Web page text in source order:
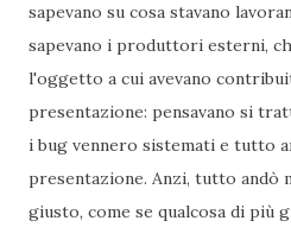
sapevano su cosa stavano
sapevano i produttori esterni,
l'oggetto a cui avevano
presentazione: pensavano si
i bug vennero sistemati e tutto
presentazione. Anzi, tutto andò
giusto, come se qualcosa di più